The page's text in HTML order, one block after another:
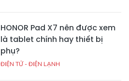
HONOR Pad X7 nên được xem
là tablet chính hay thiết bị
phụ?
ĐIỆN TỬ - ĐIỆN LẠNH